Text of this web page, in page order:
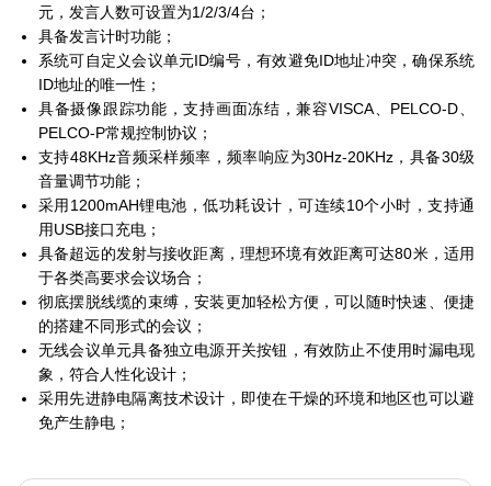
元，发言人数可设置为1/2/3/4台；
具备发言计时功能；
系统可自定义会议单元ID编号，有效避免ID地址冲突，确保系统
ID地址的唯一性；
具备摄像跟踪功能，支持画面冻结，兼容VISCA、PELCO-D、
PELCO-P常规控制协议；
支持48KHz音频采样频率，频率响应为30Hz-20KHz，具备30级
音量调节功能；
采用1200mAH锂电池，低功耗设计，可连续10个小时，支持通
用USB接口充电；
具备超远的发射与接收距离，理想环境有效距离可达80米，适用
于各类高要求会议场合；
彻底摆脱线缆的束缚，安装更加轻松方便，可以随时快速、便捷
的搭建不同形式的会议；
无线会议单元具备独立电源开关按钮，有效防止不使用时漏电现
象，符合人性化设计；
采用先进静电隔离技术设计，即使在干燥的环境和地区也可以避
免产生静电；